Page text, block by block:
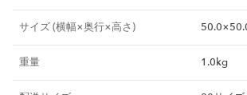
サイズ (横幅×奥行×高さ)
重量 1.0kg